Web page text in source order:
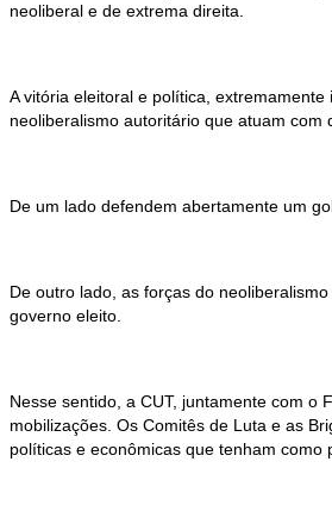
neoliberal e de extrema direita.
A vitória eleitoral e política,
neoliberalismo autoritário que atuam com
De um lado defendem abertamente um
De outro lado, as forças do
governo eleito.
Nesse sentido, a CUT, juntamente com o
mobilizações. Os Comitês de Luta e as
políticas e econômicas que tenham como